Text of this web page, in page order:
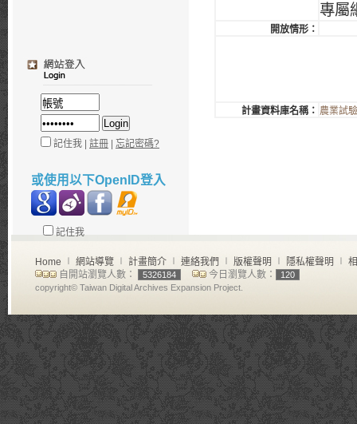
記住我 | 註冊 | 忘記密碼?
或使用以下OpenID登入
記住我
專屬
開放情形：
計畫資料庫名稱： 農業試
Home ∣ 網站導覽 ∣ 計畫簡介 ∣ 連絡我們 ∣ 版權聲明 ∣ 隱私權聲明 ∣
自開站瀏覽人數：
5326184 今日瀏覽人數：
120
copyright© Taiwan Digital Archives Expansion Project.